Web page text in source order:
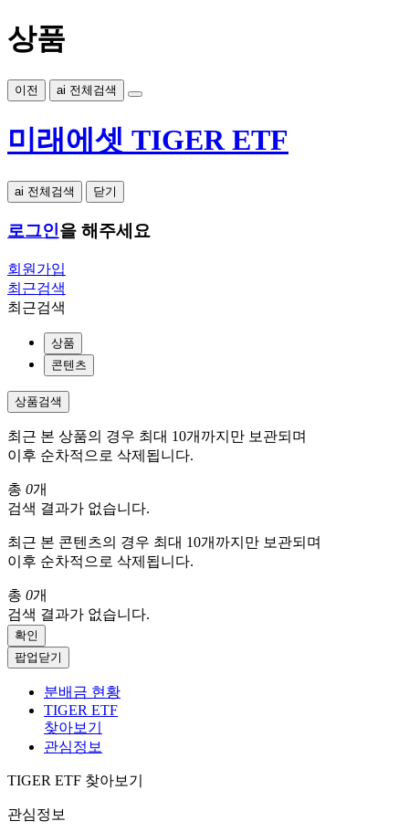
상품
이전 ai 전체검색
미래에셋 TIGER ETF
ai 전체검색 닫기
로그인을 해주세요
회원가입
최근검색
최근검색
상품
콘텐츠
상품검색
최근 본 상품의 경우 최대 10개까지만 보관되며
이후 순차적으로 삭제됩니다.
총 0개
검색 결과가 없습니다.
최근 본 콘텐츠의 경우 최대 10개까지만 보관되며
이후 순차적으로 삭제됩니다.
총 0개
검색 결과가 없습니다.
확인
팝업닫기
분배금 현황
TIGER ETF
찾아보기
관심정보
TIGER ETF 찾아보기
관심정보